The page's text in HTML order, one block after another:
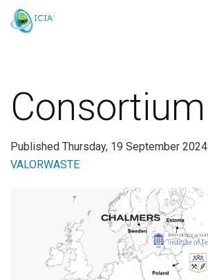
Consortium
Published Thursday, 19 September 2024
VALORWASTE